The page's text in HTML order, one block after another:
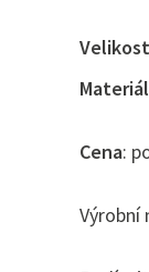
Materiál
Cena:
Výrobní